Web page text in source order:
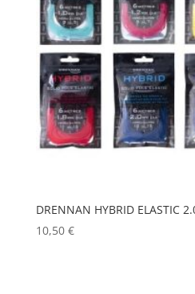
DRENNAN HYBRID ELASTIC
10,50 €